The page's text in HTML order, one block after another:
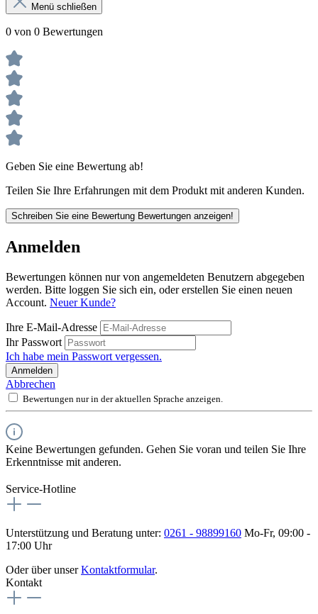
Menü schließen
0 von 0 Bewertungen
Geben Sie eine Bewertung ab!
Teilen Sie Ihre Erfahrungen mit dem Produkt mit anderen Kunden.
Schreiben Sie eine Bewertung Bewertungen anzeigen!
Anmelden
Bewertungen können nur von angemeldeten Benutzern abgegeben
werden. Bitte loggen Sie sich ein, oder erstellen Sie einen neuen
Account. Neuer Kunde?
Ihre E-Mail-Adresse
Ihr Passwort
Ich habe mein Passwort vergessen.
Anmelden
Abbrechen
Bewertungen nur in der aktuellen Sprache anzeigen.
Keine Bewertungen gefunden. Gehen Sie voran und teilen Sie Ihre
Erkenntnisse mit anderen.
Service-Hotline
Unterstützung und Beratung unter: 0261 - 98899160 Mo-Fr, 09:00 -
17:00 Uhr
Oder über unserKontaktformular.
Kontakt